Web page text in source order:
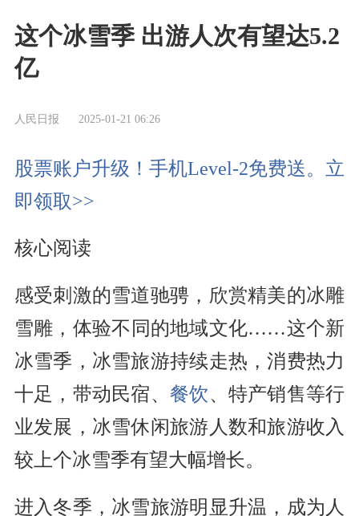
这个冰雪季 出游人次有望达5.2
亿
人民日报 2025-01-21 06:26
股票账户升级！手机Level-2免费送。立
即领取>>
核心阅读
感受刺激的雪道驰骋，欣赏精美的冰雕
雪雕，体验不同的地域文化……这个新
冰雪季，冰雪旅游持续走热，消费热力
十足，带动民宿、 餐饮、特产销售等行
业发展，冰雪休闲旅游人数和旅游收入
较上个冰雪季有望大幅增长。
进入冬季，冰雪旅游明显升温，成为人